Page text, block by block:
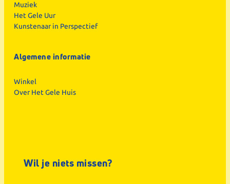
Muziek
Het Gele Uur
Kunstenaar in Perspectief
Algemene informatie
Winkel
Over Het Gele Huis
Wil je niets missen?